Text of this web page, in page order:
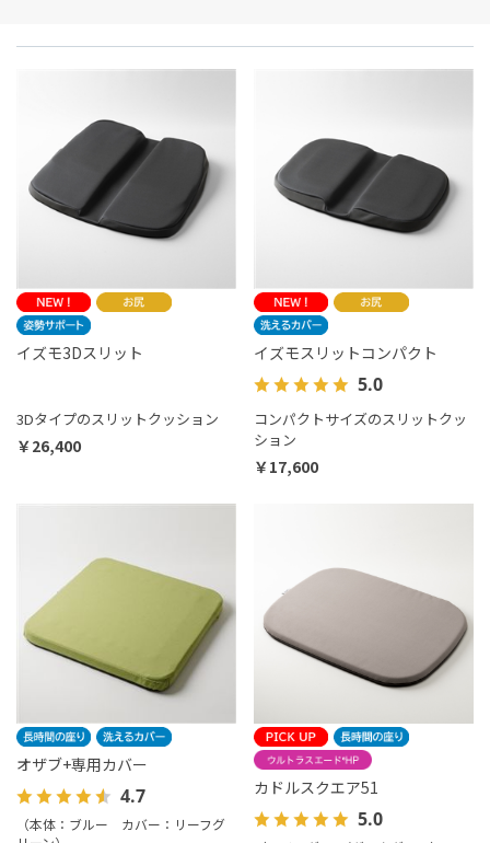
イズモ3Dスリット
3Dタイプのスリットクッション
￥26,400
イズモスリットコンパクト
5.0
コンパクトサイズのスリットクッ
ション
￥17,600
オザブ+専用カバー
4.7
（本体：ブルー カバー：リーフグ
カドルスクエア51
5.0